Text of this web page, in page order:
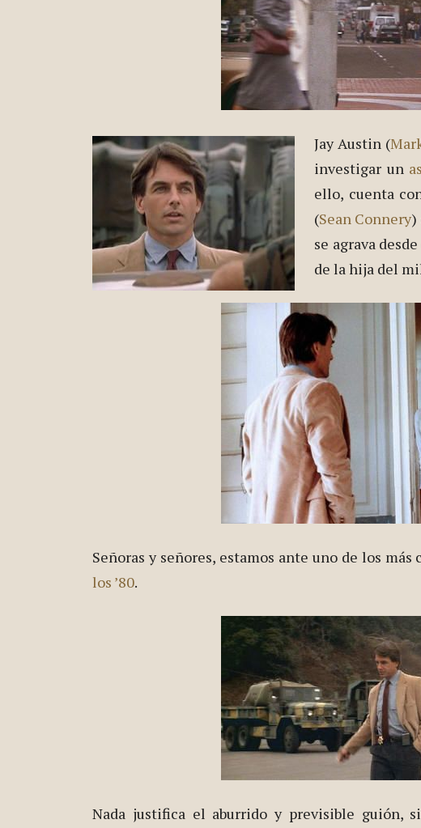
Jay Austin (
investigar un
ello, cuenta
(Sean Connery)
se agrava
de la hija del
Señoras y señores, estamos ante uno de los
los ’80.
Nada justifica el aburrido y previsible guión,